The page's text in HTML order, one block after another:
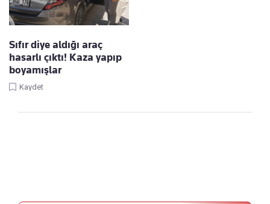
Sıfır diye aldığı araç
hasarlı çıktı! Kaza yapıp
boyamışlar
Kaydet